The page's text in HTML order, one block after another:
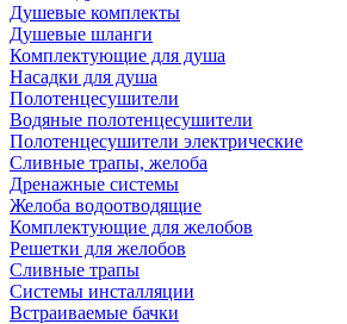
Душевые комплекты
Душевые шланги
Комплектующие для душа
Насадки для душа
Полотенцесушители
Водяные полотенцесушители
Полотенцесушители электрические
Сливные трапы, желоба
Дренажные системы
Желоба водоотводящие
Комплектующие для желобов
Решетки для желобов
Сливные трапы
Системы инсталляции
Встраиваемые бачки